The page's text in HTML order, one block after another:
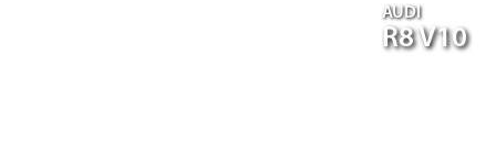
AUDI
R8 V10